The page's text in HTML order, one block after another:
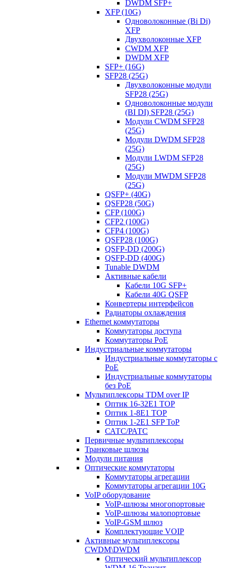
DWDM SFP+
XFP (10G)
Одноволоконные (Bi Di)
XFP
Двухволоконные XFP
CWDM XFP
DWDM XFP
SFP+ (16G)
SFP28 (25G)
Двухволоконные модули
SFP28 (25G)
Одноволоконные модули
(BI DI) SFP28 (25G)
Модули CWDM SFP28
(25G)
Модули DWDM SFP28
(25G)
Модули LWDM SFP28
(25G)
Модули MWDM SFP28
(25G)
QSFP+ (40G)
QSFP28 (50G)
CFP (100G)
CFP2 (100G)
CFP4 (100G)
QSFP28 (100G)
QSFP-DD (200G)
QSFP-DD (400G)
Tunable DWDM
Активные кабели
Кабели 10G SFP+
Кабели 40G QSFP
Конвертеры интерфейсов
Радиаторы охлаждения
Ethernet коммутаторы
Коммутаторы доступа
Коммутаторы PoE
Индустриальные коммутаторы
Индустриальные коммутаторы с
PoE
Индустриальные коммутаторы
без PoE
Мультиплексоры TDM over IP
Оптик 16-32E1 TOP
Оптик 1-8E1 TOP
Оптик 1-2E1 SFP ToP
САТС/РАТС
Первичные мультиплексоры
Транковые шлюзы
Модули питания
Оптические коммутаторы
Коммутаторы агрегации
Коммутаторы агрегации 10G
VoIP оборудование
VoIP-шлюзы многопортовые
VoIP-шлюзы малопортовые
VoIP-GSM шлюз
Комплектующие VOIP
Активные мультиплексоры
CWDM\DWDM
Оптический мультиплексор